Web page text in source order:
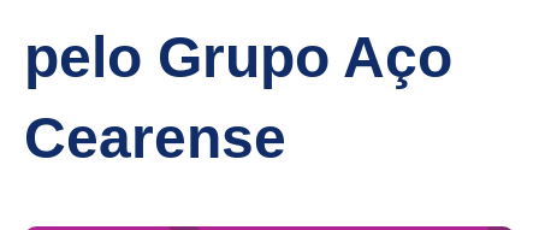
pelo Grupo Aço
Cearense